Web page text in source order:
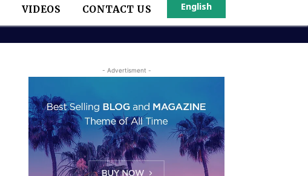
VIDEOS CONTACT US English
- Advertisment -